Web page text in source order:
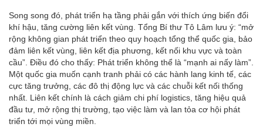
Song song đó, phát triển hạ tầng phải gắn với thích ứng biến đổi
khí hậu, tăng cường liên kết vùng. Tổng Bí thư Tô Lâm lưu ý: “mở
rộng không gian phát triển theo quy hoạch tổng thể quốc gia, bảo
đảm liên kết vùng, liên kết địa phương, kết nối khu vực và toàn
cầu”. Điều đó cho thấy: Phát triển không thể là “mạnh ai nấy làm”.
Một quốc gia muốn cạnh tranh phải có các hành lang kinh tế, các
cực tăng trưởng, các đô thị động lực và các chuỗi kết nối thống
nhất. Liên kết chính là cách giảm chi phí logistics, tăng hiệu quả
đầu tư, mở rộng thị trường, tạo việc làm và lan tỏa cơ hội phát
triển tới mọi vùng miền.